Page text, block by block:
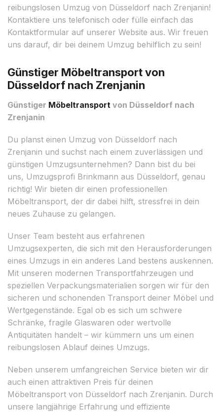
reibungslosen Umzug von Düsseldorf nach Zrenjanin!
Kontaktiere uns telefonisch oder fülle einfach das
Kontaktformular auf unserer Website aus. Wir freuen
uns darauf, dir bei deinem Umzug behilflich zu sein!
Günstiger Möbeltransport von
Düsseldorf nach Zrenjanin
Günstiger Möbeltransport von Düsseldorf nach
Zrenjanin
Du planst einen Umzug von Düsseldorf nach
Zrenjanin und suchst nach einem zuverlässigen und
günstigen Umzugsunternehmen? Dann bist du bei
uns, Umzugsprofi Brinkmann aus Düsseldorf, genau
richtig! Wir bieten dir einen professionellen
Möbeltransport, der dir dabei hilft, stressfrei in dein
neues Zuhause zu gelangen.
Unser Team besteht aus erfahrenen
Umzugsexperten, die sich mit den Herausforderungen
eines Umzugs in ein anderes Land bestens auskennen.
Mit unseren modernen Transportfahrzeugen und
speziellen Verpackungsmaterialien sorgen wir für den
sicheren und schonenden Transport deiner Möbel und
Wertgegenstände. Egal ob es sich um schwere
Schränke, fragile Glaswaren oder wertvolle
Antiquitäten handelt – wir kümmern uns um einen
reibungslosen Ablauf deines Umzugs.
Neben unserem umfangreichen Service bieten wir dir
auch einen attraktiven Preis für deinen
Möbeltransport von Düsseldorf nach Zrenjanin. Durch
unsere langjährige Erfahrung und effiziente